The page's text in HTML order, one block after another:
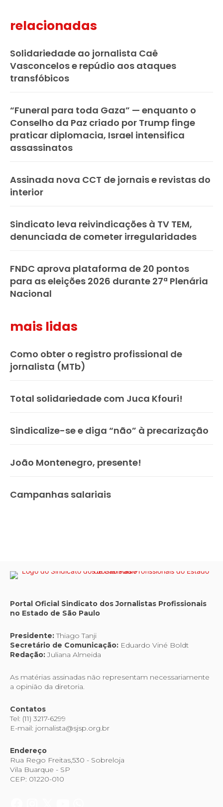
relacionadas
Solidariedade ao jornalista Caê
Vasconcelos e repúdio aos ataques
transfóbicos
“Funeral para toda Gaza” — enquanto o
Conselho da Paz criado por Trump finge
praticar diplomacia, Israel intensifica
assassinatos
Assinada nova CCT de jornais e revistas do
interior
Sindicato leva reivindicações à TV TEM,
denunciada de cometer irregularidades
FNDC aprova plataforma de 20 pontos
para as eleições 2026 durante 27ª Plenária
Nacional
mais lidas
Como obter o registro profissional de
jornalista (MTb)
Total solidariedade com Juca Kfouri!
Sindicalize-se e diga “não” à precarização
João Montenegro, presente!
Campanhas salariais
Portal Oficial Sindicato dos Jornalistas Profissionais
no Estado de São Paulo
Presidente:Thiago Tanji
Secretário de Comunicação: Eduardo Viné Boldt
Redação:Juliana Almeida
As matérias assinadas não representam necessariamente
a opinião da diretoria.
Contatos
Tel: (11) 3217-6299
E-mail: jornalista@sjsp.org.br
Endereço
Rua Rego Freitas,530 - Sobreloja
Vila Buarque - SP
CEP: 01220-010